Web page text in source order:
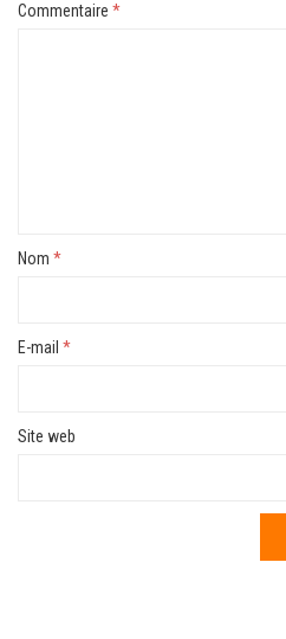
Commentaire *
Nom *
E-mail *
Site web